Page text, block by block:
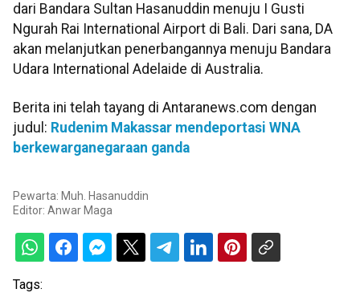
dari Bandara Sultan Hasanuddin menuju I Gusti
Ngurah Rai International Airport di Bali. Dari sana, DA
akan melanjutkan penerbangannya menuju Bandara
Udara International Adelaide di Australia.
Berita ini telah tayang di Antaranews.com dengan
judul: Rudenim Makassar mendeportasi WNA
berkewarganegaraan ganda
Pewarta: Muh. Hasanuddin
Editor: Anwar Maga
Tags: